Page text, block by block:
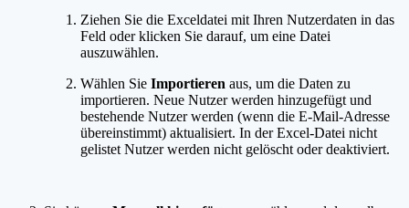
Ziehen Sie die Exceldatei mit Ihren Nutzerdaten in das
Feld oder klicken Sie darauf, um eine Datei
auszuwählen.
Wählen Sie Importieren aus, um die Daten zu
importieren. Neue Nutzer werden hinzugefügt und
bestehende Nutzer werden (wenn die E-Mail-Adresse
übereinstimmt) aktualisiert. In der Excel-Datei nicht
gelistet Nutzer werden nicht gelöscht oder deaktiviert.